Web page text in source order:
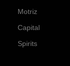
Motriz
Capital
Spirits